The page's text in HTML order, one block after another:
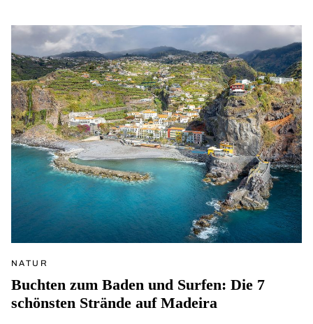
NATUR
Buchten zum Baden und Surfen: Die 7
schönsten Strände auf Madeira